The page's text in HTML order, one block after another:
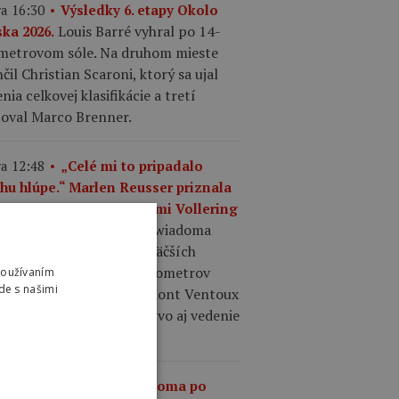
16:30
Výsledky 6. etapy Okolo
2026. Louis Barré vyhral po 14-
sóle. Na druhom mieste
Christian Scaroni, ktorý sa ujal
celkovej klasifikácie a tretí
Marco Brenner.
12:48
„Celé mi to pripadalo
hlúpe.“ Marlen Reusser priznala
taktizovanie s Demi Vollering
Kasia Niewiadoma
taktické váhanie najväčších
necelých desať kilometrov
cieľom zaútočila a na Mont Ventoux
etapové víťazstvo aj vedenie
Kasia Niewiadoma po
s našimi